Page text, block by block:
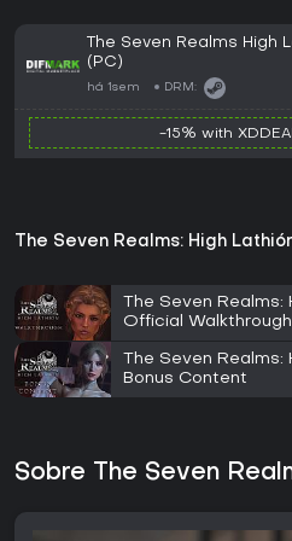
The Seven Realms High
(PC)
há 1sem DRM:
-15% with
The Seven Realms: High
The Seven
Official Walkthrough
The Seven
Bonus Content
Sobre The Seven